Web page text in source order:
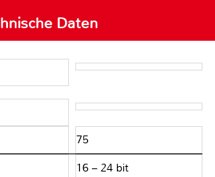
Daten
75Ω
16 – 24 bit